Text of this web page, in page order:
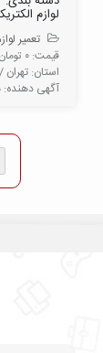
لوازم
تعمیر
قیمت: ۰ تومان
استان: تهران /
آگهی دهنده: